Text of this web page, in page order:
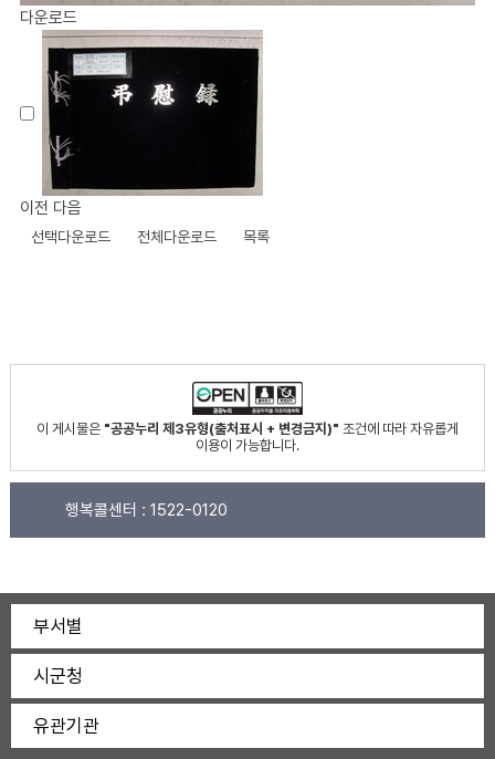
다운로드
이전 다음
선택다운로드 전체다운로드 목록
이 게시물은 "공공누리 제3유형(출처표시 + 변경금지)" 조건에 따라 자유롭게
이용이 가능합니다.
행복콜센터 : 1522-0120
부서별
시군청
유관기관